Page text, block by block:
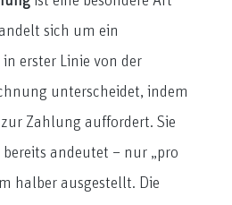
sich um ein
erster Linie von der
unterscheidet, indem
Zahlung auffordert. Sie
andeutet – nur „pro
halber ausgestellt. Die